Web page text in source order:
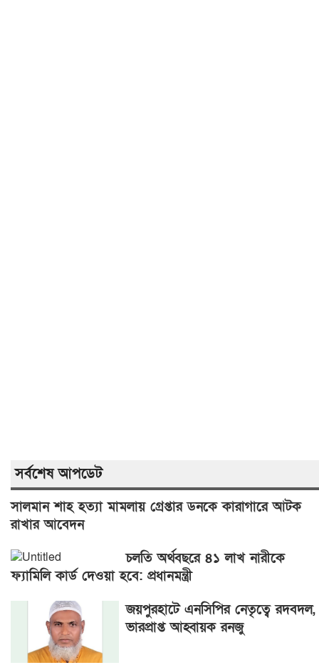
সর্বশেষ আপডেট
সালমান শাহ হত্যা মামলায় গ্রেপ্তার ডনকে কারাগারে আটক
রাখার আবেদন
চলতি অর্থবছরে ৪১ লাখ নারীকে
ফ্যামিলি কার্ড দেওয়া হবে: প্রধানমন্ত্রী
জয়পুরহাটে এনসিপির নেতৃত্বে রদবদল,
ভারপ্রাপ্ত আহ্বায়ক রনজু